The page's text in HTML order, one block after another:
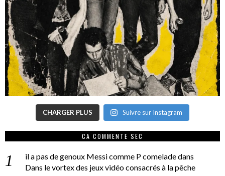
CHARGER PLUS Suivre sur Instagram
CA COMMENTE SEC
il a pas de genoux Messi comme P comeladedans
Dans le vortex des jeux vidéo consacrés à la pêche